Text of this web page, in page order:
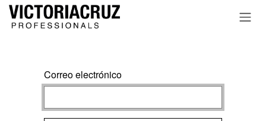
Ir al contenido
Correo electrónico